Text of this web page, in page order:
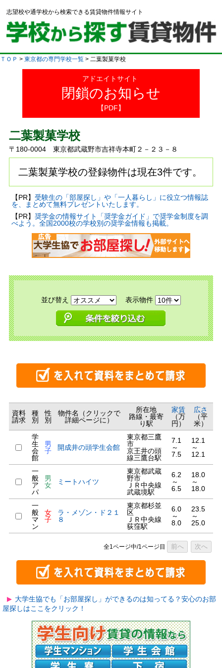
志望校や通学校から検索できる賃貸物件情報サイト
ＴＯＰ > 東京都の専門学校一覧 > 二葉製菓学校
アドエイトサイト
閉鎖のお知らせ
【PDF】
二葉製菓学校
〒180-0004 東京都武蔵野市吉祥寺本町２－２３－８
二葉製菓学校の登録物件は現在3件です。
【PR】 受験生の「部屋探し」や「一人暮らし」に役立つ情報誌
を、まとめて無料プレゼントいたします。
【PR】 奨学金の情報サイト「奨学金ガイド」で奨学金制度を調
べよう。全国2000校の学校別の奨学金情報も掲載。
並び替え 表示物件
資料
請求
種
別
性
別
物件名（クリックで
詳細ページに）
所在地
路線・最寄
り駅
家賃
（万
円）
広さ
（平
米）
学
生
会
館
男
子
開成井の頭学生会館
東京都三鷹
市
京王井の頭
線三鷹台駅
7.1
～
7.5
12.1
～
12.1
一
般
ア
パ
男
女
ミートハイツ
東京都武蔵
野市
ＪＲ中央線
武蔵境駅
6.2
～
6.5
18.0
～
18.0
一
般
マ
ン
女
子
ラ・メゾン・ド２１
８
東京都杉並
区
ＪＲ中央線
荻窪駅
6.0
～
8.0
23.5
～
25.0
全1ページ中/1ページ目 前へ 次へ
大学生協でも「お部屋探し」ができるのは知ってる？安心のお部
屋探しはここをクリック！